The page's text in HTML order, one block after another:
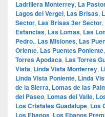
Ladrillera Monterrey, La
Lagos del Vergel, Las Brisas,
Sector, Las Brisas 3er Sector,
Estancias, Las Lomas, Las
Pedro., Las Misiones, Las
Oriente, Las Puentes Poniente,
Torres Apodaca, Las Torres
Vista, Linda Vista Monterrey,
Linda Vista Poniente, Linda
de la Sierra, Lomas de las
del Paseo, Lomas del Valle,
Los Cristales Guadalupe, Los
Los Ebanos, Los Ebanos